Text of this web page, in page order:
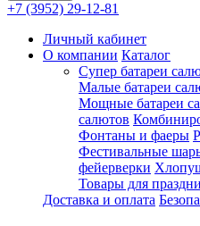
+7 (3952) 29-12-81
Личный кабинет
О компании Каталог
Супер батареи
Малые батареи
Мощные батареи
салютов
Фонтаны и фаеры
Фестивальные
фейерверки
Товары для
Доставка и оплата